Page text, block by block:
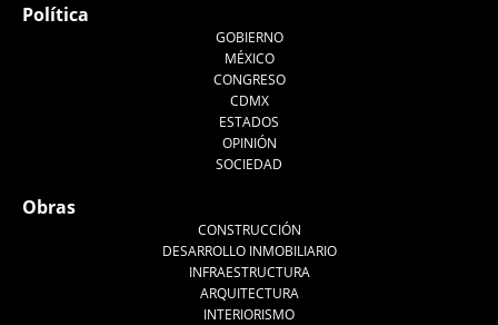
Política
GOBIERNO
MÉXICO
CONGRESO
CDMX
ESTADOS
OPINIÓN
SOCIEDAD
Obras
CONSTRUCCIÓN
DESARROLLO INMOBILIARIO
INFRAESTRUCTURA
ARQUITECTURA
INTERIORISMO